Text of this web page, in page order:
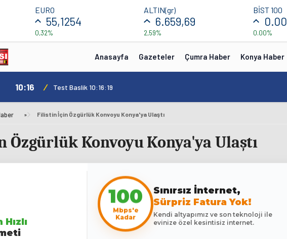
EURO
55,1254
0,32%
ALTIN(gr)
6.659,69
2,59%
BİST 100
0.00
0.00%
Anasayfa Gazeteler Çumra Haber Konya Haber
10:16 / Test Baslik 10:16:19
» Filistin İçin Özgürlük Konvoyu Konya'ya Ulaştı
Özgürlük Konvoyu Konya'ya Ulaştı
Hızlı
100
Mbps'e
Kadar
Sınırsız İnternet,
Sürpriz Fatura Yok!
Kendi altyapımız ve son teknoloji ile
evinize özel kesintisiz internet.